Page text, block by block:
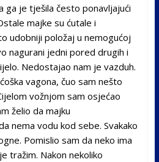
ga je tješila često ponavljajući
majke su ćutale i
udobniji položaj u nemogućoj
nagurani jedni pored drugih i
Nedostajao nam je vazduh.
vagona, čuo sam nešto
vožnjom sam osjećao
želio da majku
nema vodu kod sebe. Svakako
Pomislio sam da neko ima
tražim. Nakon nekoliko